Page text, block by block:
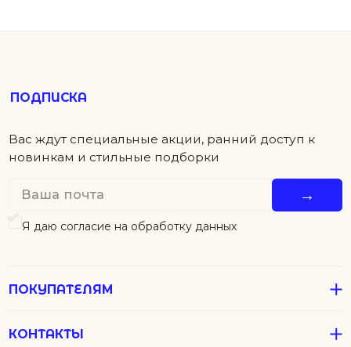
Серьги
Колье
Подвески
Футболки
В подарок
ПОКУПАТЕЛЯМ
ПОМОЩЬ